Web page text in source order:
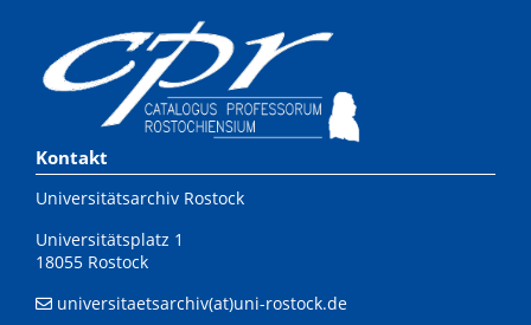
Kontakt
Universitätsarchiv Rostock
Universitätsplatz 1
18055 Rostock
universitaetsarchiv(at)uni-rostock.de